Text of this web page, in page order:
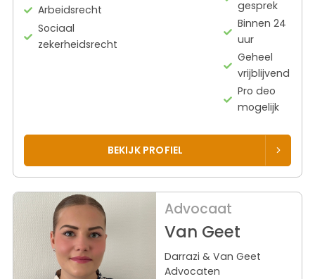
Arbeidsrecht
Sociaal
zekerheidsrecht
gesprek
Binnen 24
uur
Geheel
vrijblijvend
Pro deo
mogelijk
BEKIJK PROFIEL
Advocaat
Van Geet
Darrazi & Van Geet
Advocaten